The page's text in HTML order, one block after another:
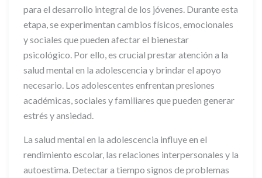
para el desarrollo integral de los jóvenes. Durante esta
etapa, se experimentan cambios físicos, emocionales
y sociales que pueden afectar el bienestar
psicológico. Por ello, es crucial prestar atención a la
salud mental en la adolescencia y brindar el apoyo
necesario. Los adolescentes enfrentan presiones
académicas, sociales y familiares que pueden generar
estrés y ansiedad.
La salud mental en la adolescencia influye en el
rendimiento escolar, las relaciones interpersonales y la
autoestima. Detectar a tiempo signos de problemas